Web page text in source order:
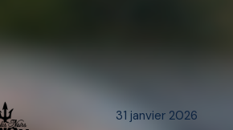
31 janvier 2026